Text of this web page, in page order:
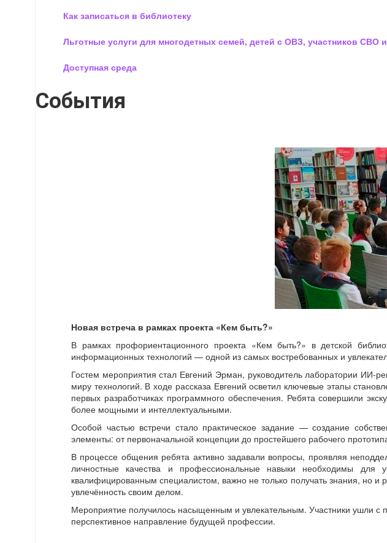
Как записаться в библиотеку
Льготные услуги для многодетных семей, детей с ОВЗ, участников СВО
Доступная среда
События
Новая встреча в рамках проекта «Кем быть?»
В рамках профориентационного проекта «Кем быть?» в детской
информационных технологий — одной из самых востребованных и
Гостем мероприятия стал Евгений Эрман, руководитель лаборатории
миру технологий. В ходе рассказа Евгений осветил ключевые этапы
первых разработчиках программного обеспечения. Ребята совершили
более мощными и интеллектуальными.
Особой частью встречи стало практическое задание — создание
элементы: от первоначальной концепции до простейшего рабочего
В процессе общения ребята активно задавали вопросы, проявляя
личностные качества и профессиональные навыки необходимы
квалифицированным специалистом, важно не только получать знания, но и
увлечённость своим делом.
Мероприятие получилось насыщенным и увлекательным. Участники ушли
перспективное направление будущей профессии.